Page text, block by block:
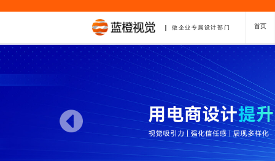
做企业专属设计部门 首页